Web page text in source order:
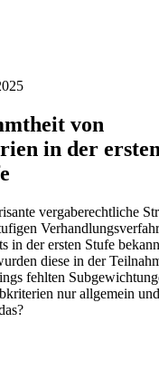
von
in der ersten
vergaberechtliche
in der ersten Stufe
diese in der
fehlten
nur allgemein